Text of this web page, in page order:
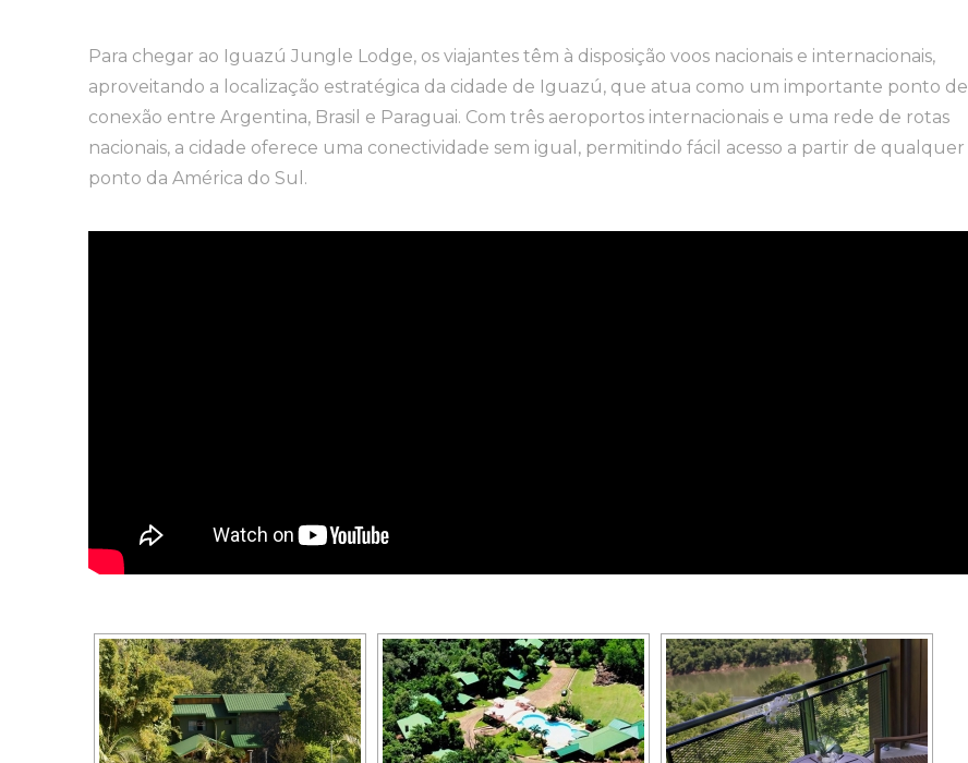
Para chegar ao Iguazú Jungle Lodge, os viajantes têm à disposição voos nacionais e internacionais,
aproveitando a localização estratégica da cidade de Iguazú, que atua como um importante ponto de
conexão entre Argentina, Brasil e Paraguai. Com três aeroportos internacionais e uma rede de rotas
nacionais, a cidade oferece uma conectividade sem igual, permitindo fácil acesso a partir de qualquer
ponto da América do Sul.